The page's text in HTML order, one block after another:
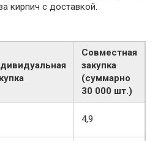
кирпич с доставкой.
Совместная
закупка
(суммарно
30 000 шт.)
4,9